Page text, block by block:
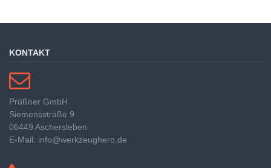
KONTAKT
Prüßner GmbH
Siemensstraße 9
06449 Aschersleben
E-Mail: info@werkzeughero.de